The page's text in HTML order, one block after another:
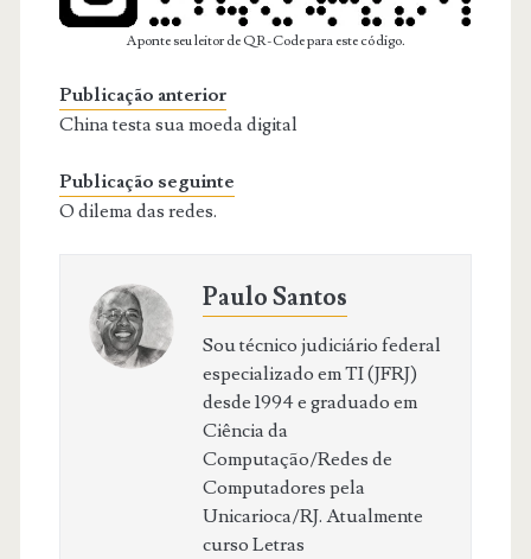
Aponte seu leitor de QR-Code para este código.
Publicação anterior
China testa sua moeda digital
Publicação seguinte
O dilema das redes.
Paulo Santos
Sou técnico judiciário federal
especializado em TI (JFRJ)
desde 1994 e graduado em
Ciência da
Computação/Redes de
Computadores pela
Unicarioca/RJ. Atualmente
curso Letras